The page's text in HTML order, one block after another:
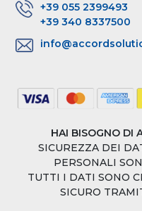
+39 055 2399493
+39 340 8337500
HAI BISOGNO DI
SICUREZZA DEI
PERSONALI
TUTTI I DATI SONO
SICURO